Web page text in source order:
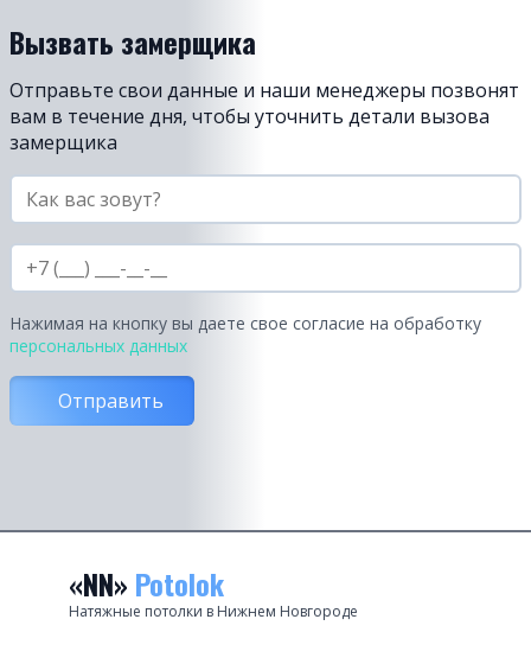
Вызвать замерщика
Отправьте свои данные и наши менеджеры позвонят
вам в течение дня, чтобы уточнить детали вызова
замерщика
Нажимая на кнопку вы даете свое согласие на обработку
персональных данных
Отправить
«NN» Potolok
Натяжные потолки в Нижнем Новгороде